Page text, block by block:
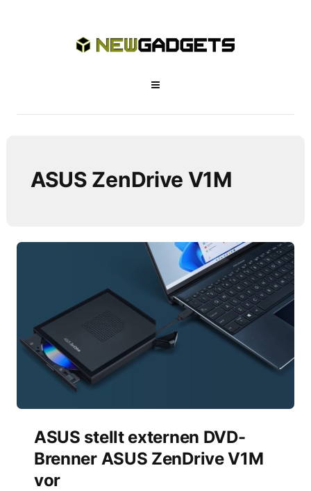
ASUS ZenDrive V1M
ASUS stellt externen DVD-
Brenner ASUS ZenDrive V1M
vor